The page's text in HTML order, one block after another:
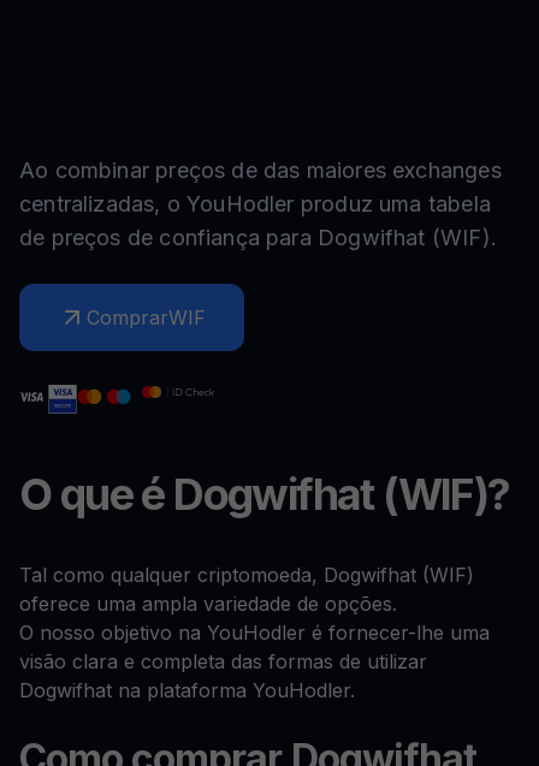
Ao combinar preços de das maiores exchanges
centralizadas, o YouHodler produz uma tabela
de preços de confiança para Dogwifhat (WIF).
ComprarWIF
O que é Dogwifhat (WIF)?
Tal como qualquer criptomoeda, Dogwifhat (WIF)
oferece uma ampla variedade de opções.
O nosso objetivo na YouHodler é fornecer-lhe uma
visão clara e completa das formas de utilizar
Dogwifhat na plataforma YouHodler.